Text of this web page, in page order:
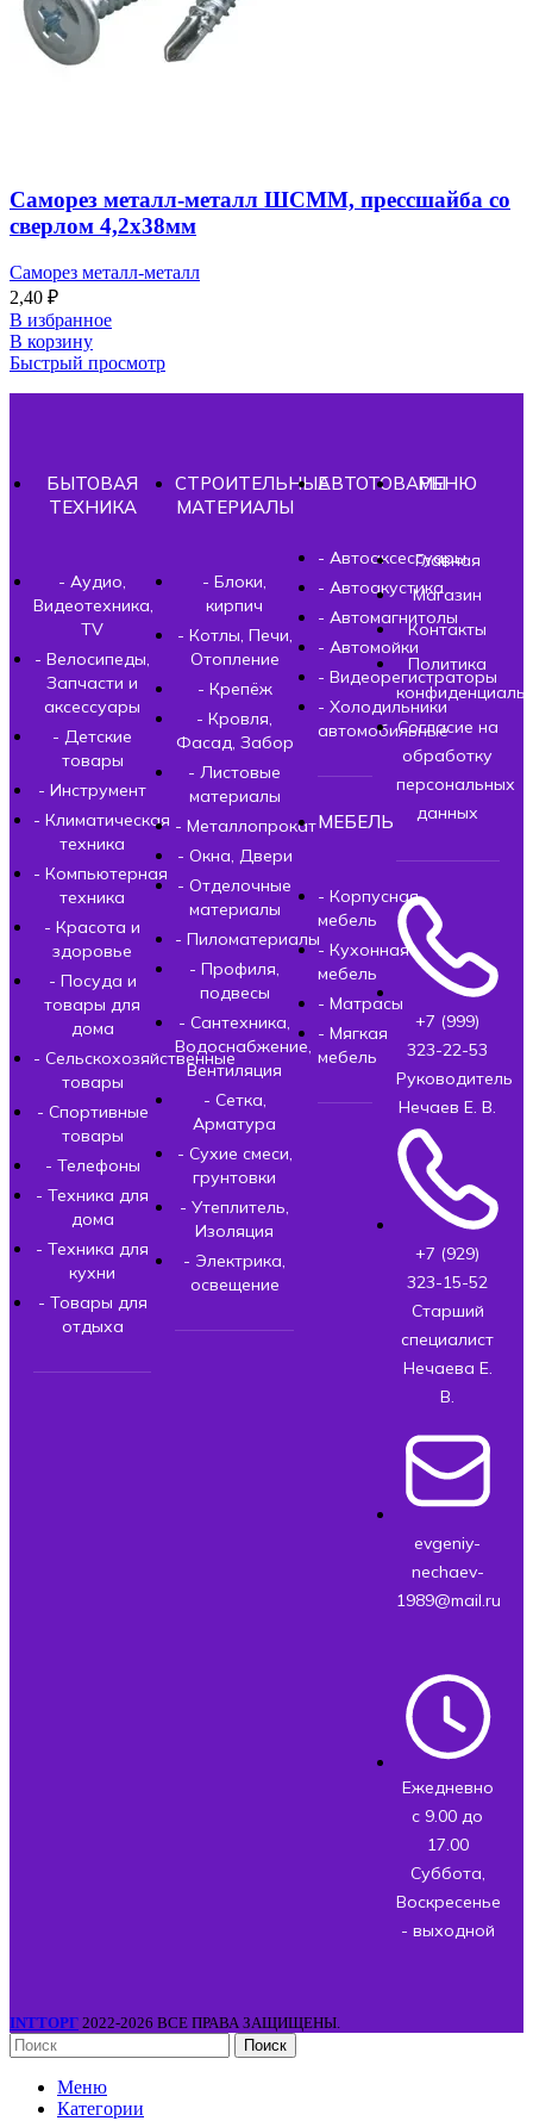
Саморез металл-металл ШСММ, прессшайба со
сверлом 4,2х38мм
Саморез металл-металл
2,40 ₽
В избранное
В корзину
Быстрый просмотр
БЫТОВАЯ
ТЕХНИКА
- Аудио,
Видеотехника,
TV
- Велосипеды,
Запчасти и
аксессуары
- Детские
товары
- Инструмент
- Климатическая
техника
- Компьютерная
техника
- Красота и
здоровье
- Посуда и
товары для
дома
- Сельскохозяйственные
товары
- Спортивные
товары
- Телефоны
- Техника для
дома
- Техника для
кухни
- Товары для
отдыха
СТРОИТЕЛЬНЫЕ
МАТЕРИАЛЫ
- Блоки,
кирпич
- Котлы, Печи,
Отопление
- Крепёж
- Кровля,
Фасад, Забор
- Листовые
материалы
- Металлопрокат
- Окна, Двери
- Отделочные
материалы
- Пиломатериалы
- Профиля,
подвесы
- Сантехника,
Водоснабжение,
Вентиляция
- Сетка,
Арматура
- Сухие смеси,
грунтовки
- Утеплитель,
Изоляция
- Электрика,
освещение
АВТОТОВАРЫ
- Автоаксессуары
- Автоакустика
- Автомагнитолы
- Автомойки
- Видеорегистраторы
- Холодильники
автомобильные
МЕБЕЛЬ
- Корпусная
мебель
- Кухонная
мебель
- Матрасы
- Мягкая
мебель
МЕНЮ
Главная
Магазин
Контакты
Политика
Согласие на
обработку
персональных
данных
+7 (999)
323-22-53
Руководитель
Нечаев Е. В.
+7 (929)
323-15-52
Старший
специалист
Нечаева Е.
В.
evgeniy-
nechaev-
1989@mail.ru
Ежедневно
с 9.00 до
17.00
Суббота,
Воскресенье
- выходной
INTТОРГ 2022-2026 ВСЕ ПРАВА ЗАЩИЩЕНЫ.
Поиск
Меню
Категории